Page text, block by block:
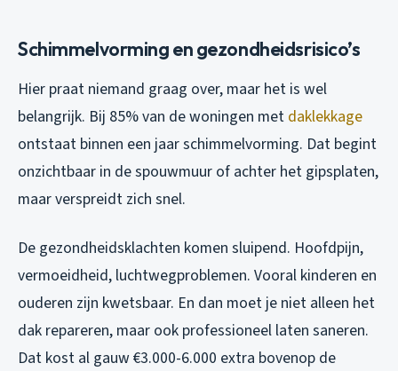
Schimmelvorming en gezondheidsrisico’s
Hier praat niemand graag over, maar het is wel
belangrijk. Bij 85% van de woningen met daklekkage
ontstaat binnen een jaar schimmelvorming. Dat begint
onzichtbaar in de spouwmuur of achter het gipsplaten,
maar verspreidt zich snel.
De gezondheidsklachten komen sluipend. Hoofdpijn,
vermoeidheid, luchtwegproblemen. Vooral kinderen en
ouderen zijn kwetsbaar. En dan moet je niet alleen het
dak repareren, maar ook professioneel laten saneren.
Dat kost al gauw €3.000-6.000 extra bovenop de